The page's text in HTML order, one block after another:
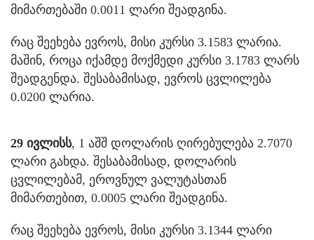
მიმართებაში 0.0011 ლარი შეადგინა.
რაც შეეხება ევროს, მისი კურსი 3.1583 ლარია.
მაშინ, როცა იქამდე მოქმედი კურსი 3.1783 ლარს
შეადგენდა. შესაბამისად, ევროს ცვლილება
0.0200 ლარია.
29 ივლისს, 1 აშშ დოლარის ღირებულება 2.7070
ლარი გახდა. შესაბამისად, დოლარის
ცვლილებამ, ეროვნულ ვალუტასთან
მიმართებით, 0.0005 ლარი შეადგინა.
რაც შეეხება ევროს, მისი კურსი 3.1344 ლარი